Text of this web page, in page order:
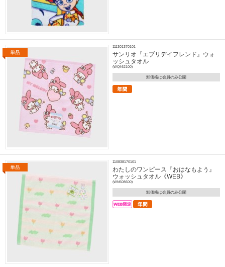
111301370101
サンリオ『エブリデイフレンド』ウォ
ッシュタオル
(WQ462100)
卸価格は会員のみ公開
110838170101
わたしのワンピース『おはなもよう』
ウォッシュタオル《WEB》
(WN508600)
卸価格は会員のみ公開